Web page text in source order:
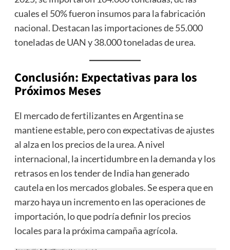
cuales el 50% fueron insumos para la fabricación
nacional. Destacan las importaciones de 55.000
toneladas de UAN y 38.000 toneladas de urea.
Conclusión: Expectativas para los
Próximos Meses
El mercado de fertilizantes en Argentina se
mantiene estable, pero con expectativas de ajustes
al alza en los precios de la urea. A nivel
internacional, la incertidumbre en la demanda y los
retrasos en los tender de India han generado
cautela en los mercados globales. Se espera que en
marzo haya un incremento en las operaciones de
importación, lo que podría definir los precios
locales para la próxima campaña agrícola.